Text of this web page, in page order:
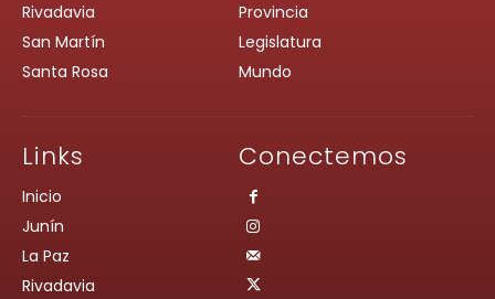
Rivadavia
San Martín
Santa Rosa
Provincia
Legislatura
Mundo
Links
Inicio
Junín
La Paz
Rivadavia
Conectemos